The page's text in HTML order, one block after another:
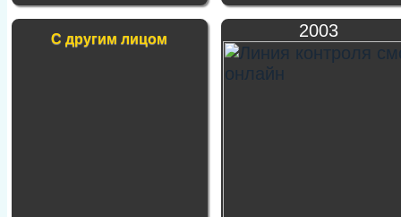
С другим лицом 2003